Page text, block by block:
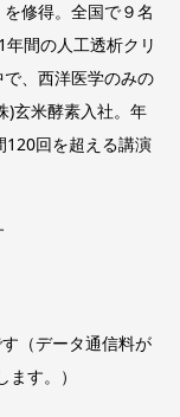
修得。全国で９名
間の人工透析クリ
、西洋医学のみの
)玄米酵素入社。年
120回を超える講演
（データ通信料が
す。）